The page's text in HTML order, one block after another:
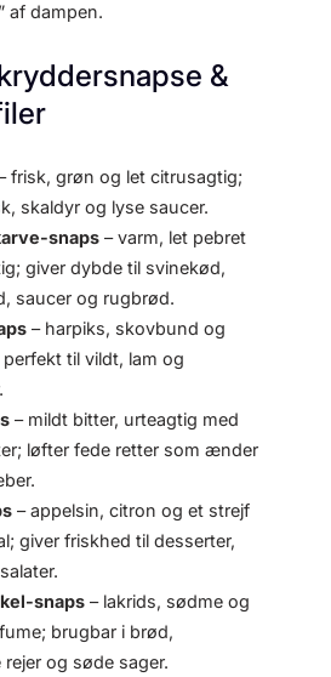
af dampen.
&
frisk, grøn og let citrusagtig;
skaldyr og lyse saucer.
snaps – varm, let pebret
giver dybde til svinekød,
saucer og rugbrød.
– harpiks, skovbund og
til vildt, lam og
– mildt bitter, urteagtig med
løfter fede retter som ænder
– appelsin, citron og et strejf
giver friskhed til desserter,
snaps – lakrids, sødme og
brugbar i brød,
og søde sager.